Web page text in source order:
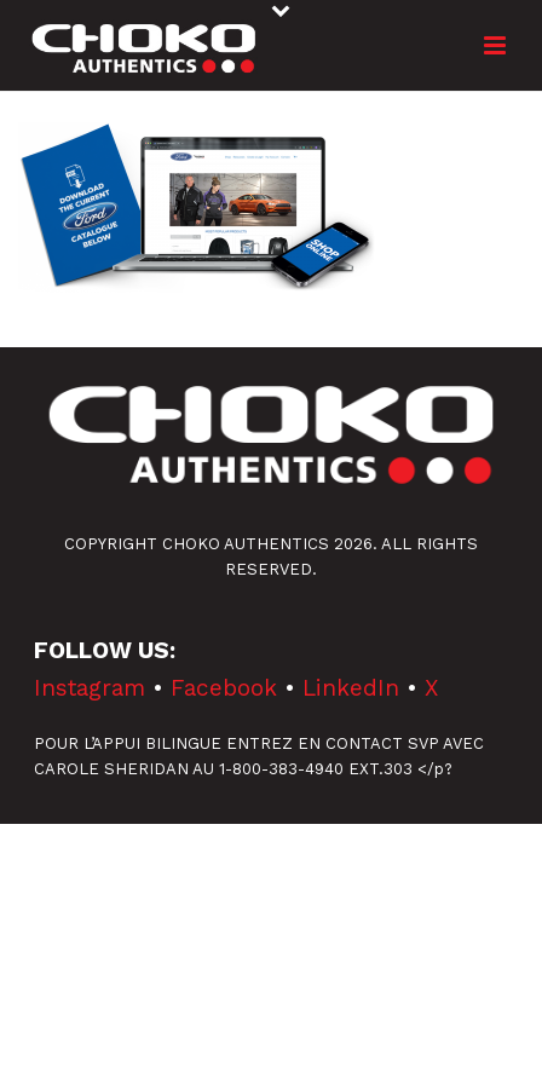
COPYRIGHT CHOKO AUTHENTICS 2026. ALL RIGHTS
RESERVED.
FOLLOW US:
Instagram • Facebook • LinkedIn •X
POUR L’APPUI BILINGUE ENTREZ EN CONTACT SVP AVEC
CAROLE SHERIDAN AU 1-800-383-4940 EXT.303 </p?